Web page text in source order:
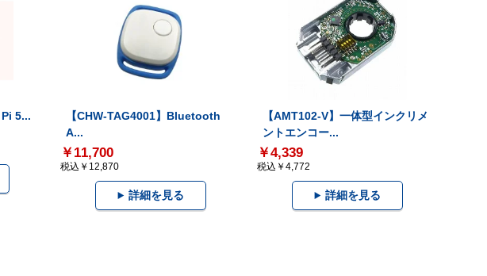
5...
【CHW-TAG4001】Bluetooth
A...
￥11,700
税込￥12,870
詳細を見る
【AMT102-V】一体型インクリメ
ントエンコー...
￥4,339
税込￥4,772
詳細を見る